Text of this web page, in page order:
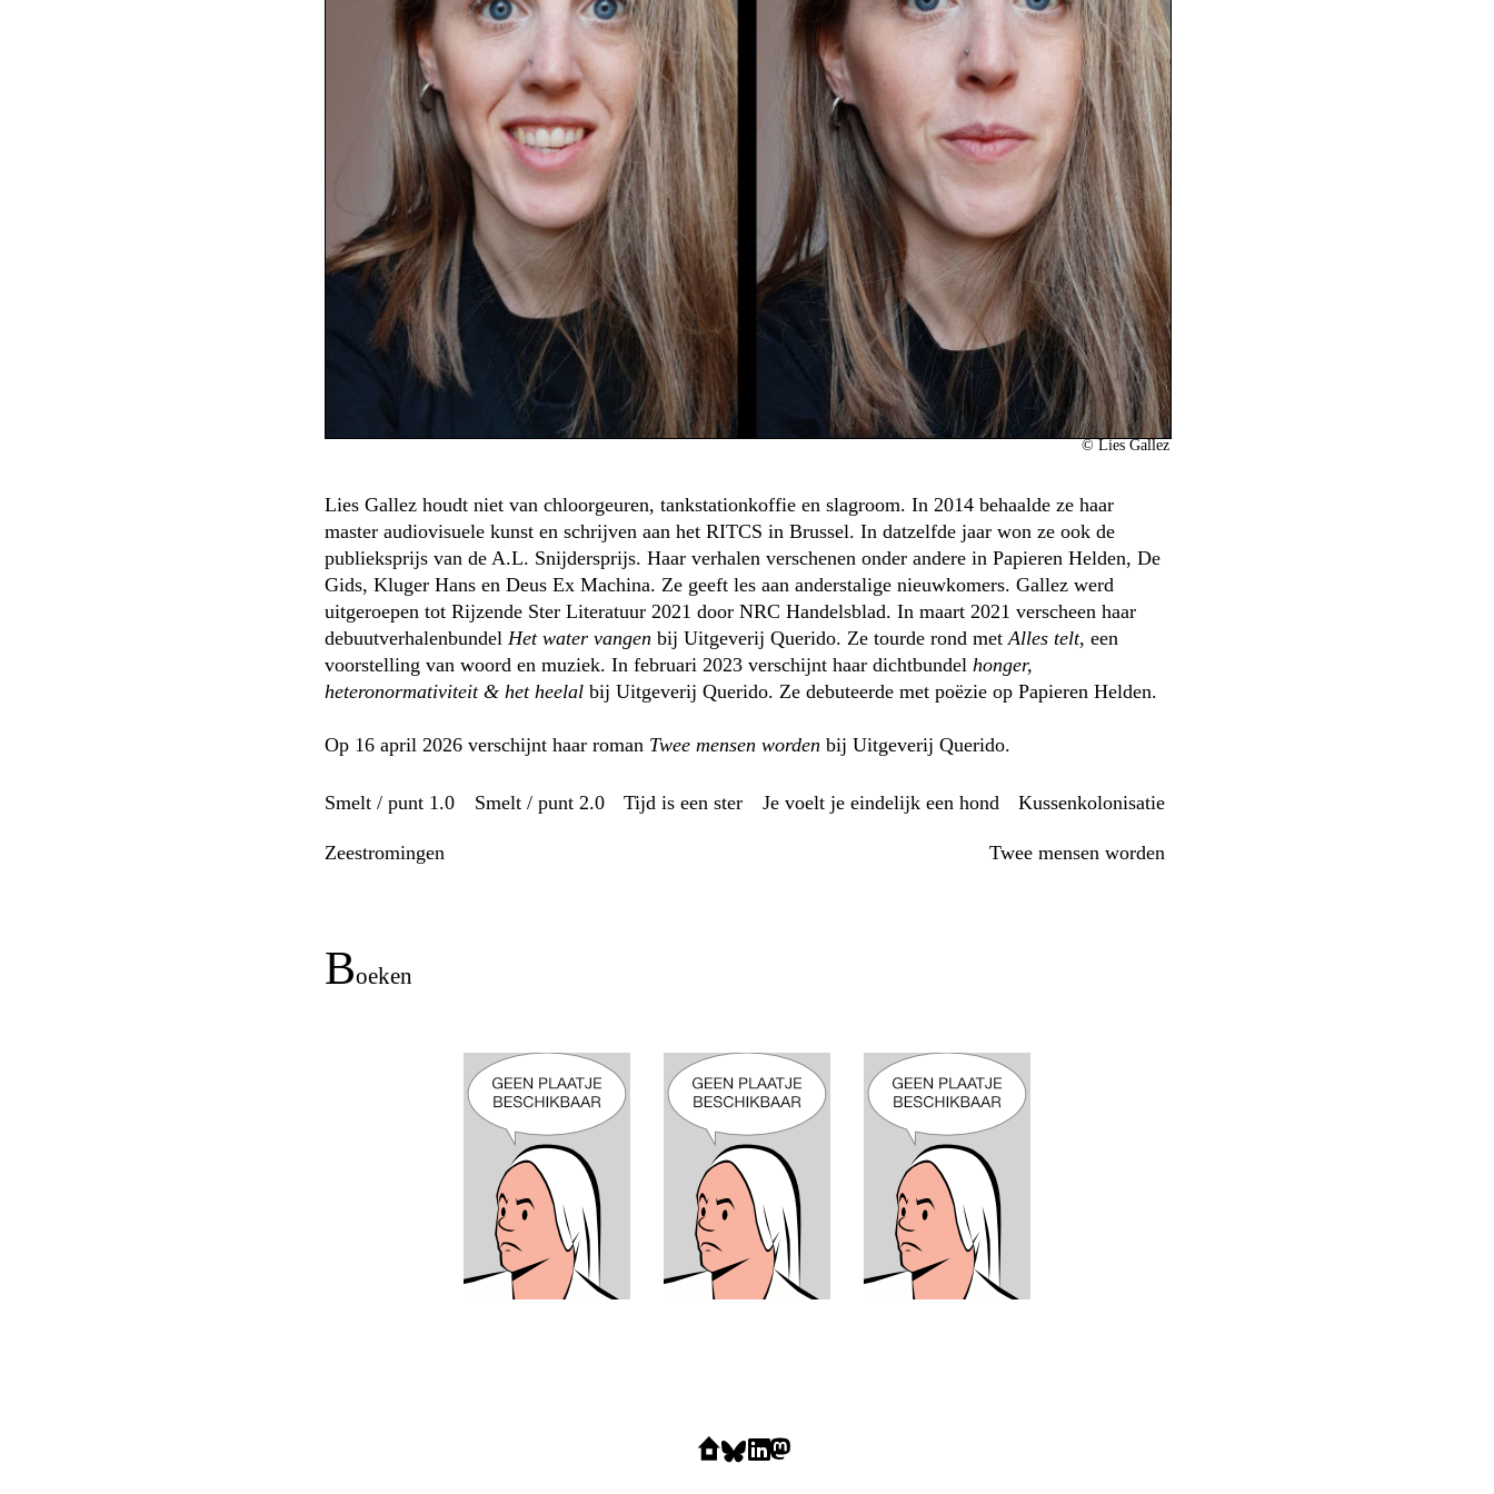
©Lies Gallez
Lies Gallez houdt niet van chloorgeuren, tankstationkoffie en slagroom. In 2014 behaalde ze haar
master audiovisuele kunst en schrijven aan het RITCS in Brussel. In datzelfde jaar won ze ook de
publieksprijs van de A.L. Snijdersprijs. Haar verhalen verschenen onder andere in Papieren Helden, De
Gids, Kluger Hans en Deus Ex Machina. Ze geeft les aan anderstalige nieuwkomers. Gallez werd
uitgeroepen tot Rijzende Ster Literatuur 2021 door NRC Handelsblad. In maart 2021 verscheen haar
debuutverhalenbundel Het water vangen bij Uitgeverij Querido. Ze tourde rond met Alles telt, een
voorstelling van woord en muziek. In februari 2023 verschijnt haar dichtbundel honger,
heteronormativiteit & het heelal bij Uitgeverij Querido. Ze debuteerde met poëzie op Papieren Helden.
Op 16 april 2026 verschijnt haar roman Twee mensen worden bij Uitgeverij Querido.
Smelt / punt 1.0 Smelt / punt 2.0 Tijd is een ster Je voelt je eindelijk een hond Kussenkolonisatie
zeestromingen Twee mensen worden
boeken